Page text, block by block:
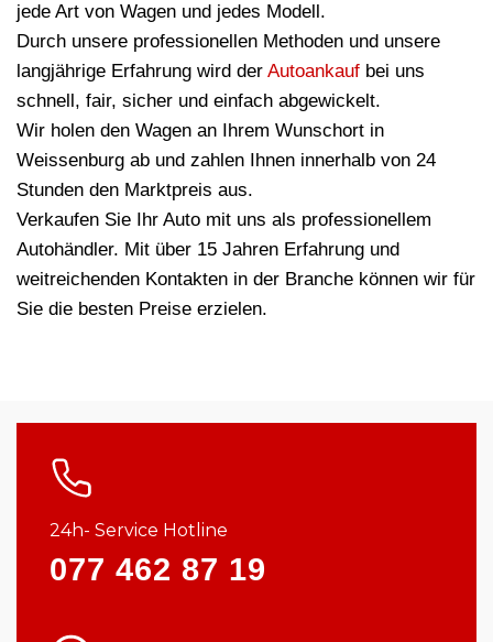
jede Art von Wagen und jedes Modell.
Durch unsere professionellen Methoden und unsere
langjährige Erfahrung wird der Autoankauf bei uns
schnell, fair, sicher und einfach abgewickelt.
Wir holen den Wagen an Ihrem Wunschort in
Weissenburg ab und zahlen Ihnen innerhalb von 24
Stunden den Marktpreis aus.
Verkaufen Sie Ihr Auto mit uns als professionellem
Autohändler. Mit über 15 Jahren Erfahrung und
weitreichenden Kontakten in der Branche können wir für
Sie die besten Preise erzielen.
24h- Service Hotline
077 462 87 19